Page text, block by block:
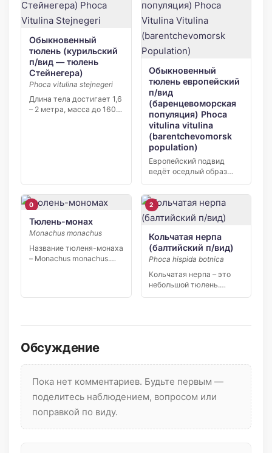
Обыкновенный
тюлень (курильский
п/вид — тюлень
Стейнегера)
Phoca vitulina stejnegeri
Длина тела достигает 1,6
– 2 метра, масса до 160
Обыкновенный
тюлень европейский
п/вид
(баренцевоморская
популяция) Phoca
vitulina vitulina
(barentchevomorsk
population)
Европейский подвид
ведёт оседлый образ
подходящее […]
0
Тюлень-монах
Monachus monachus
Название тюленя-монаха
– Monachus monachus.
2
Кольчатая нерпа
(балтийский п/вид)
Phoca hispida botnica
Кольчатая нерпа – это
небольшой тюлень.
Обсуждение
Пока нет комментариев. Будьте первым —
поделитесь наблюдением, вопросом или
поправкой по виду.